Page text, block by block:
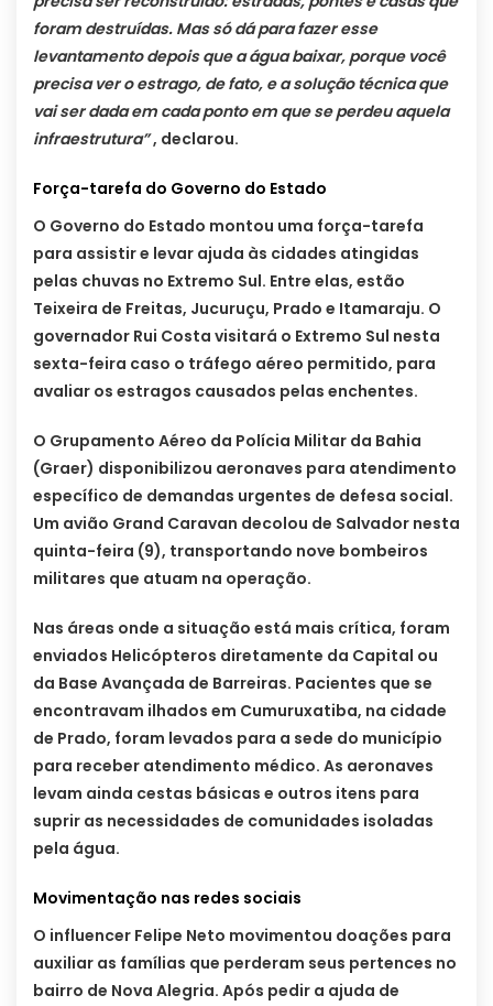
foram destruídas. Mas só dá para fazer esse
levantamento depois que a água baixar, porque você
precisa ver o estrago, de fato, e a solução técnica que
vai ser dada em cada ponto em que se perdeu aquela
infraestrutura”, declarou.
Força-tarefa do Governo do Estado
O Governo do Estado montou uma força-tarefa
para assistir e levar ajuda às cidades atingidas
pelas chuvas no Extremo Sul. Entre elas, estão
Teixeira de Freitas, Jucuruçu, Prado e Itamaraju. O
governador Rui Costa visitará o Extremo Sul nesta
sexta-feira caso o tráfego aéreo permitido, para
avaliar os estragos causados pelas enchentes.
O Grupamento Aéreo da Polícia Militar da Bahia
(Graer) disponibilizou aeronaves para atendimento
específico de demandas urgentes de defesa social.
Um avião Grand Caravan decolou de Salvador nesta
quinta-feira (9), transportando nove bombeiros
militares que atuam na operação.
Nas áreas onde a situação está mais crítica, foram
enviados Helicópteros diretamente da Capital ou
da Base Avançada de Barreiras. Pacientes que se
encontravam ilhados em Cumuruxatiba, na cidade
de Prado, foram levados para a sede do município
para receber atendimento médico. As aeronaves
levam ainda cestas básicas e outros itens para
suprir as necessidades de comunidades isoladas
pela água.
Movimentação nas redes sociais
O influencer Felipe Neto movimentou doações para
auxiliar as famílias que perderam seus pertences no
bairro de Nova Alegria. Após pedir a ajuda de